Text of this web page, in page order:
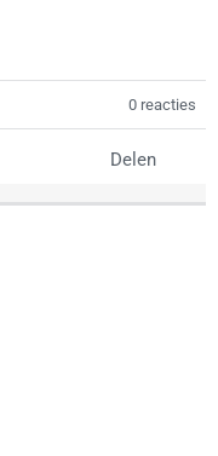
0 reacties
Delen